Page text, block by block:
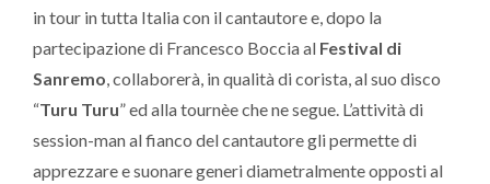
in tour in tutta Italia con il cantautore e, dopo la
partecipazione di Francesco Boccia al Festival di
Sanremo , collaborerà, in qualità di corista, al suo disco
“Turu Turu” ed alla tournèe che ne segue. L’attività di
session-man al fianco del cantautore gli permette di
apprezzare e suonare generi diametralmente opposti al